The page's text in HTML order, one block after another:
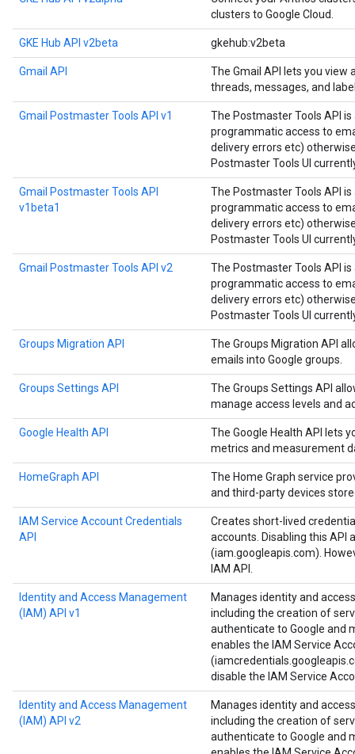
clusters to Google Cloud.
GKE Hub API v2beta gkehub:v2beta
Gmail API
The Gmail API lets you view
threads, messages, and
Gmail Postmaster Tools API v1
The Postmaster Tools API
programmatic access to
delivery errors etc)
Postmaster Tools UI
Gmail Postmaster Tools API
v1beta1
The Postmaster Tools API
programmatic access to
delivery errors etc)
Postmaster Tools UI
Gmail Postmaster Tools API v2
The Postmaster Tools API
programmatic access to
delivery errors etc)
Postmaster Tools UI
Groups Migration API
The Groups Migration API
emails into Google groups.
Groups Settings API
The Groups Settings API
manage access levels and
Google Health API
The Google Health API lets
metrics and measurement
HomeGraph API
The Home Graph service
and third-party devices
IAM Service Account Credentials
API
Creates short-lived
accounts. Disabling this API
(iam.googleapis.com).
IAM API.
Identity and Access Management
(IAM) API v1
Manages identity and
including the creation of
authenticate to Google and
enables the IAM Service
disable the IAM Service
Identity and Access Management
(IAM) API v2
Manages identity and
including the creation of
authenticate to Google and